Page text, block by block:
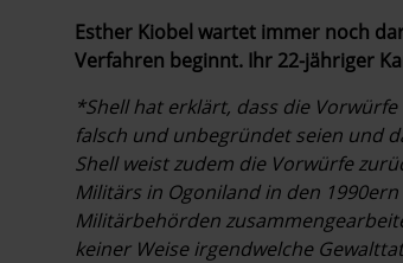
Esther Kiobel wartet immer noch
Verfahren beginnt. Ihr 22-jähriger
*Shell hat erklärt, dass die
falsch und unbegründet seien und
Shell weist zudem die Vorwürfe
Militärs in Ogoniland in den
Militärbehörden
keiner Weise irgendwelche